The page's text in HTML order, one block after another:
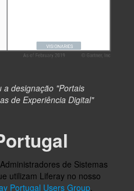
a designação "Portais
de Experiência Digital"
de Sistemas
utilizam Liferay no nosso
Portugal Users Group